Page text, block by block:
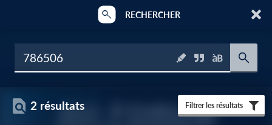
RECHERCHER
2 résultats Filtrer les résultats